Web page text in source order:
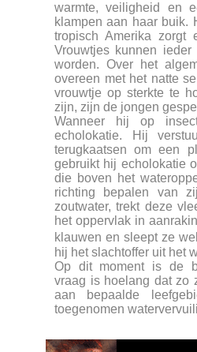
warmte, veiligheid en
klampen aan haar buik.
tropisch Amerika zorgt
Vrouwtjes kunnen
worden. Over het
overeen met het natte
vrouwtje op sterkte te
zijn, zijn de jongen
Wanneer hij op
echolokatie. Hij
terugkaatsen om een
gebruikt hij echolokatie
die boven het
richting bepalen van
zoutwater, trekt deze
het oppervlak in
klauwen en sleept ze
hij het slachtoffer uit het
Op dit moment is de
vraag is hoelang dat zo
aan bepaalde
toegenomen